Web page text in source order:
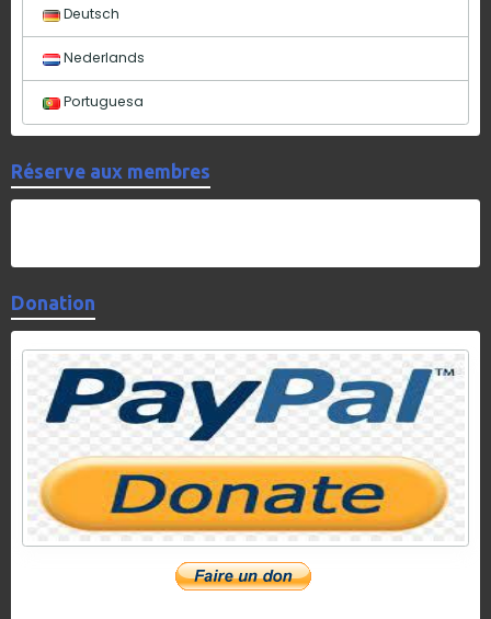
Deutsch
Nederlands
Portuguesa
Réserve aux membres
Donation